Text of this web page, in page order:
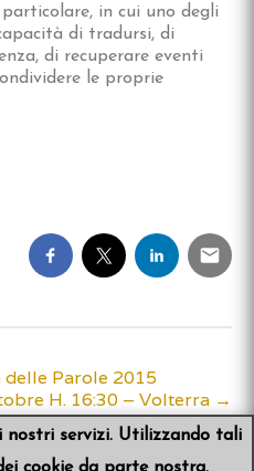
in cui uno degli
di tradursi, di
di recuperare eventi
le proprie
Parole 2015
H. 16:30 – Volterra →
nostri servizi. Utilizzando tali